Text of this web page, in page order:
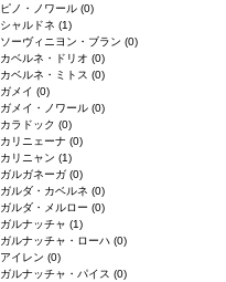
ピノ・ノワール (0)
シャルドネ (1)
ソーヴィニヨン・ブラン (0)
カベルネ・ドリオ (0)
カベルネ・ミトス (0)
ガメイ (0)
ガメイ・ノワール (0)
カラドック (0)
カリニェーナ (0)
カリニャン (1)
ガルガネーガ (0)
ガルダ・カベルネ (0)
ガルダ・メルロー (0)
ガルナッチャ (1)
ガルナッチャ・ローハ (0)
アイレン (0)
ガルナッチャ・パイス (0)